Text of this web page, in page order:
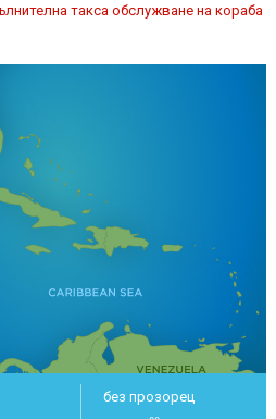
такса обслужване на кораба
без прозорец